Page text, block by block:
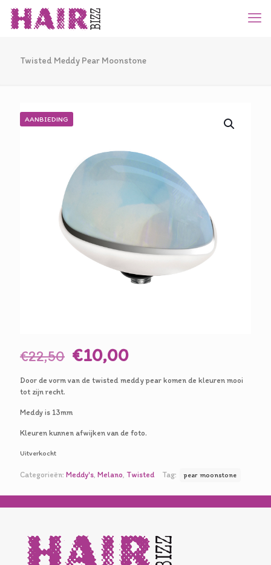
Twisted Meddy Pear Moonstone
AANBIEDING
€22,50 Oorspronkelijke
prijs
was:
€22,50.
€10,00Huidige
prijs
is:
Door de vorm van de twisted meddy pear komen de kleuren mooi
tot zijn recht.
Meddy is 13mm
Kleuren kunnen afwijken van de foto.
Uitverkocht
Categorieën: Meddy's, Melano, Twisted Tag: pear moonstone